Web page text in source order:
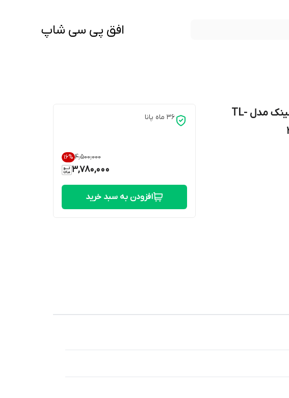
افق پی سی شاپ
کارت شبکه بی‌سیم تی پی لینک مدل TL-
36 ماه پانا
۴٬۵۰۰٬۰۰۰ 16%
3,780,000
افزودن به سبد خرید